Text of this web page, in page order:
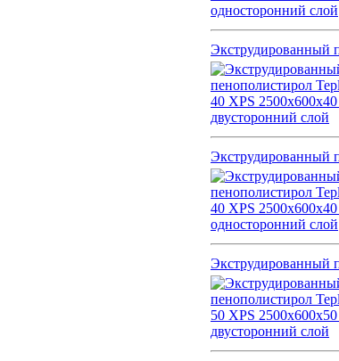
Экструдированный
Экструдированный
Экструдированный